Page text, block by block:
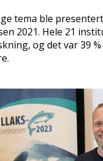
tema ble
2021. Hele 21
og det var 39